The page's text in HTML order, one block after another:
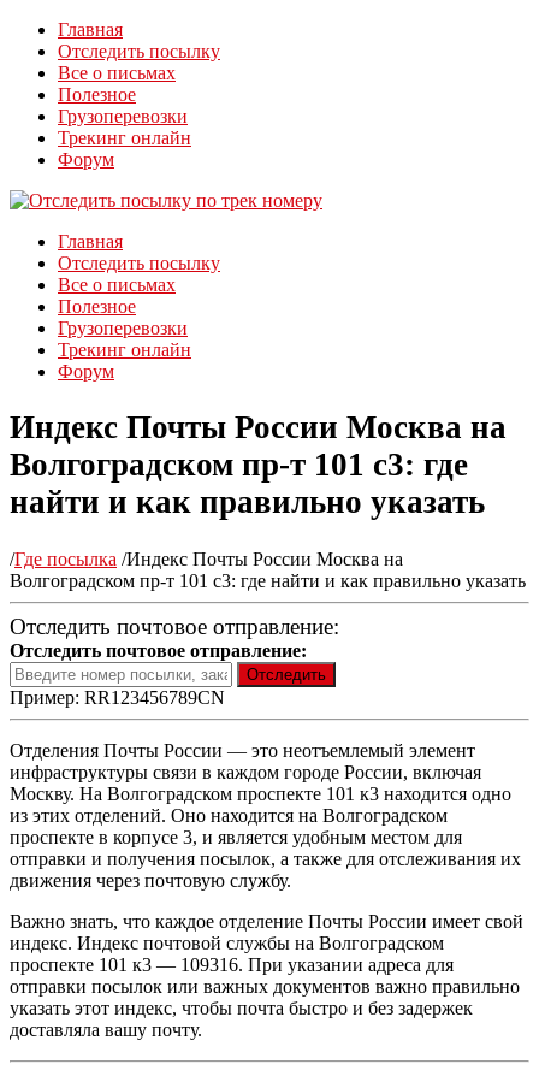
Главная
Отследить посылку
Все о письмах
Полезное
Грузоперевозки
Трекинг онлайн
Форум
Главная
Отследить посылку
Все о письмах
Полезное
Грузоперевозки
Трекинг онлайн
Форум
Индекс Почты России Москва на
Волгоградском пр-т 101 с3: где
найти и как правильно указать
/Где посылка /Индекс Почты России Москва на
Волгоградском пр-т 101 с3: где найти и как правильно указать
Отследить почтовое отправление:
Отследить почтовое отправление:
Пример: RR123456789CN
Отделения Почты России — это неотъемлемый элемент
инфраструктуры связи в каждом городе России, включая
Москву. На Волгоградском проспекте 101 к3 находится одно
из этих отделений. Оно находится на Волгоградском
проспекте в корпусе 3, и является удобным местом для
отправки и получения посылок, а также для отслеживания их
движения через почтовую службу.
Важно знать, что каждое отделение Почты России имеет свой
индекс. Индекс почтовой службы на Волгоградском
проспекте 101 к3 — 109316. При указании адреса для
отправки посылок или важных документов важно правильно
указать этот индекс, чтобы почта быстро и без задержек
доставляла вашу почту.